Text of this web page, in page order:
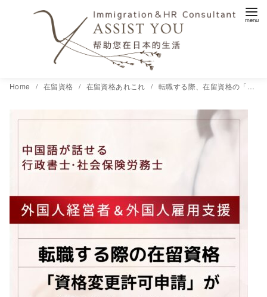
Home 在留資格 在留資格あれこれ 転職する際、在留資格の「資格変更許可申請」が必要なケースとは？